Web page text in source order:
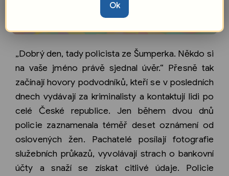
„Dobrý den, tady policista ze Šumperka. Někdo si
na vaše jméno právě sjednal úvěr.“ Přesně tak
začínají hovory podvodníků, kteří se v posledních
dnech vydávají za kriminalisty a kontaktují lidi po
celé České republice. Jen během dvou dnů
policie zaznamenala téměř deset oznámení od
oslovených žen. Pachatelé posílají fotografie
služebních průkazů, vyvolávají strach o bankovní
účty a snaží se získat citlivé údaje. Policie
Ok